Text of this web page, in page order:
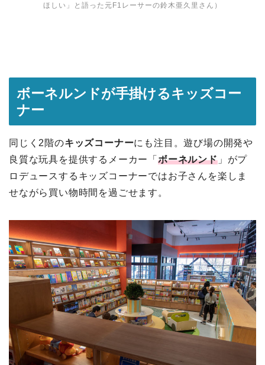
ほしい」と語った元F1レーサーの鈴木亜久里さん）
ボーネルンドが手掛けるキッズコー
ナー
同じく2階のキッズコーナーにも注目。遊び場の開発や
良質な玩具を提供するメーカー「 ボーネルンド」がプ
ロデュースするキッズコーナーではお子さんを楽しま
せながら買い物時間を過ごせます。